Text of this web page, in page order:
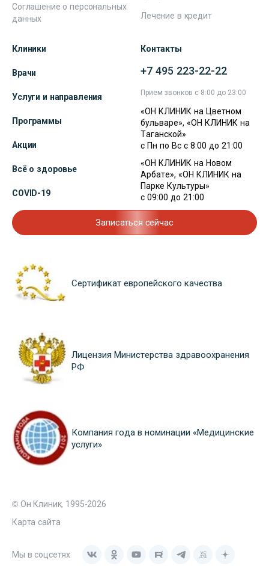
Соглашение о персональных
данных
Лечение в кредит
Клиники
Врачи
Услуги и направления
Программы
Акции
Всё о здоровье
COVID-19
Контакты
+7 495 223-22-22
Прием звонков с 8:00 до 23:00
«ОН КЛИНИК на Цветном
бульваре», «ОН КЛИНИК на
Таганской»
с Пн по Вс с 8:00 до 21:00
«ОН КЛИНИК на Новом
Арбате», «ОН КЛИНИК на
Парке Культуры»
с 09:00 до 21:00
Записаться сейчас
Сертификат европейского качества
Лицензия Министерства здравоохранения
РФ
Компания года в номинации «Медицинские
услуги»
© Он Клиник, 1995-2026
Карта сайта
Мы в соцсетях